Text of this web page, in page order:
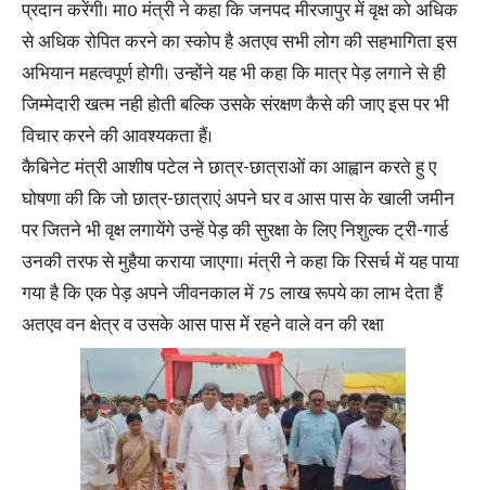
प्रदान करेंगी। मा0 मंत्री ने कहा कि जनपद मीरजापुर में वृक्ष को अधिक
से अधिक रोपित करने का स्कोप है अतएव सभी लोग की सहभागिता इस
अभियान महत्वपूर्ण होगी। उन्होंने यह भी कहा कि मात्र पेड़ लगाने से ही
जिम्मेदारी खत्म नही होती बल्कि उसके संरक्षण कैसे की जाए इस पर भी
विचार करने की आवश्यकता हैं।
कैबिनेट मंत्री आशीष पटेल ने छात्र-छात्राओं का आह्वान करते हु ए
घोषणा की कि जो छात्र-छात्राएं अपने घर व आस पास के खाली जमीन
पर जितने भी वृक्ष लगायेंगे उन्हें पेड़ की सुरक्षा के लिए निशुल्क ट्री-गार्ड
उनकी तरफ से मुहैया कराया जाएगा। मंत्री ने कहा कि रिसर्च में यह पाया
गया है कि एक पेड़ अपने जीवनकाल में 75 लाख रूपये का लाभ देता हैं
अतएव वन क्षेत्र व उसके आस पास में रहने वाले वन की रक्षा